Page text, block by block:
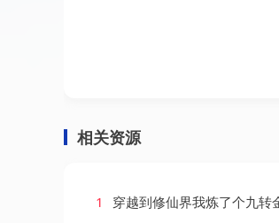
相关资源
1 穿越到修仙界我炼了个九转